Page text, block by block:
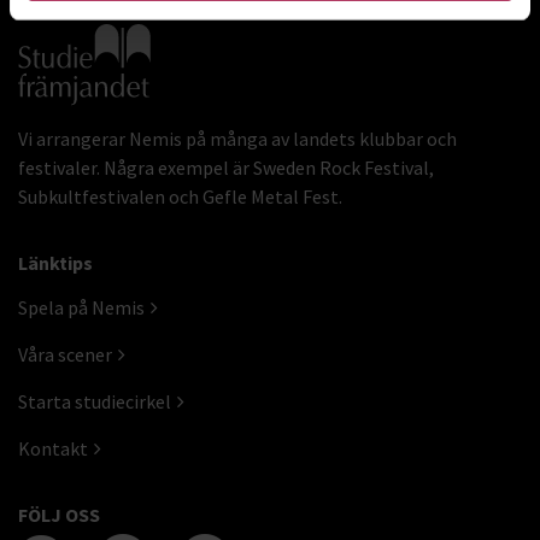
Gå till studiefrämjandets startsida
Vi arrangerar Nemis på många av landets klubbar och
festivaler. Några exempel är Sweden Rock Festival,
Subkultfestivalen och Gefle Metal Fest.
Länktips
Spela på Nemis
Våra scener
Starta studiecirkel
Kontakt
FÖLJ OSS